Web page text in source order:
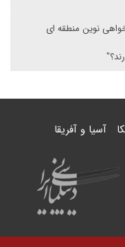
نوین منطقه ای
آسیا و آفریقا